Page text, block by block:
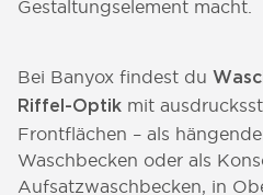
Gestaltungselement macht.
Bei Banyox findest du
Riffel-Optik mit
Frontflächen – als
Waschbecken oder als
Aufsatzwaschbecken, in